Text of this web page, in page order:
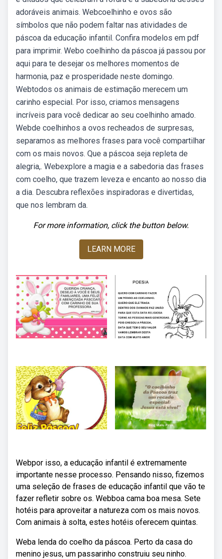
adoráveis animais. Webcoelhinho e ovos são
símbolos que não podem faltar nas atividades de
páscoa da educação infantil. Confira modelos em pdf
para imprimir. Webo coelhinho da páscoa já passou por
aqui para te desejar os melhores momentos de
harmonia, paz e prosperidade neste domingo.
Webtodos os animais de estimação merecem um
carinho especial. Por isso, criamos mensagens
incríveis para você dedicar ao seu coelhinho amado.
Webde coelhinhos a ovos recheados de surpresas,
separamos as melhores frases para você compartilhar
com os mais novos. Que a páscoa seja repleta de
alegria,. Webexplore a magia e a sabedoria das frases
com coelho, que trazem leveza e encanto ao nosso dia
a dia. Descubra reflexões inspiradoras e divertidas,
que nos lembram da.
For more information, click the button below.
LEARN MORE
Webpor isso, a educação infantil é extremamente
importante nesse processo. Pensando nisso, fizemos
uma seleção de frases de educação infantil que vão te
fazer refletir sobre os. Webboa cama boa mesa. Sete
hotéis para aproveitar a natureza com os mais novos.
Com animais à solta, estes hotéis oferecem quintas.
Weba lenda do coelho da páscoa. Perto da casa do
menino jesus, um passarinho construiu seu ninho.